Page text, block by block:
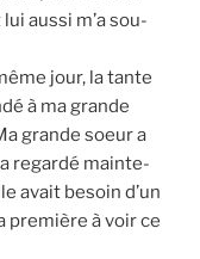
aus­si m’a sou­
jour, la tante
à ma grande
grande soeur a
regar­dé main­te­
avait besoin d’un
pre­mière à voir ce